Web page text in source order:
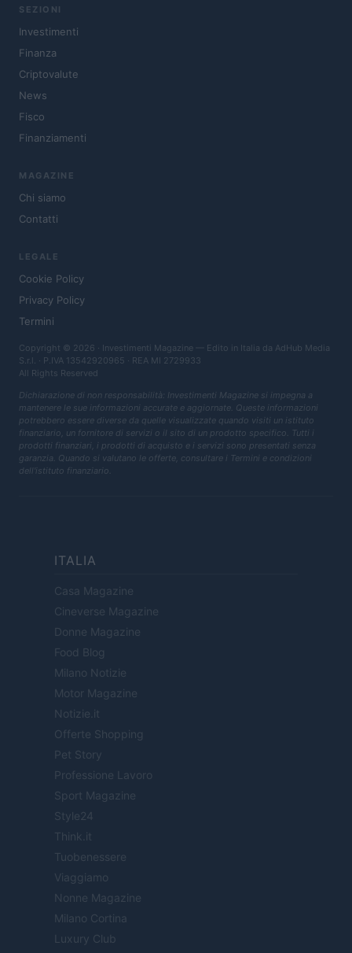
SEZIONI
Investimenti
Finanza
Criptovalute
News
Fisco
Finanziamenti
MAGAZINE
Chi siamo
Contatti
LEGALE
Cookie Policy
Privacy Policy
Termini
Copyright © 2026 · Investimenti Magazine — Edito in Italia da AdHub Media
S.r.l. · P.IVA 13542920965 · REA MI 2729933
All Rights Reserved
Dichiarazione di non responsabilità: Investimenti Magazine si impegna a
mantenere le sue informazioni accurate e aggiornate. Queste informazioni
potrebbero essere diverse da quelle visualizzate quando visiti un istituto
finanziario, un fornitore di servizi o il sito di un prodotto specifico. Tutti i
prodotti finanziari, i prodotti di acquisto e i servizi sono presentati senza
garanzia. Quando si valutano le offerte, consultare i Termini e condizioni
dell'istituto finanziario.
ITALIA
Casa Magazine
Cineverse Magazine
Donne Magazine
Food Blog
Milano Notizie
Motor Magazine
Notizie.it
Offerte Shopping
Pet Story
Professione Lavoro
Sport Magazine
Style24
Think.it
Tuobenessere
Viaggiamo
Nonne Magazine
Milano Cortina
Luxury Club